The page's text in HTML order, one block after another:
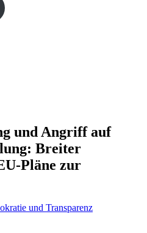
und Angriff auf
Breiter
Pläne zur
und Transparenz